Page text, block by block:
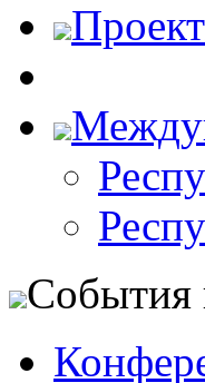
События